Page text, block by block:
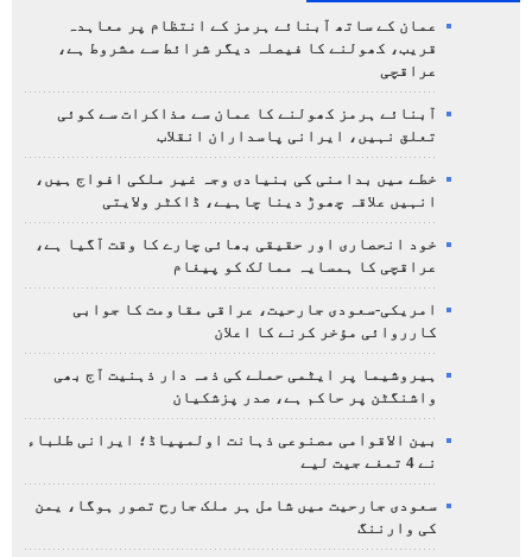
عمان کے ساتھ آبنائے ہرمز کے انتظام پر معاہدہ
قریب، کھولنے کا فیصلہ دیگر شرائط سے مشروط ہے،
عراقچی
آبنائے ہرمز کھولنے کا عمان سے مذاکرات سے کوئی
تعلق نہیں، ایرانی پاسداران انقلاب
خطے میں بدامنی کی بنیادی وجہ غیر ملکی افواج ہیں،
انہیں علاقہ چھوڑ دینا چاہیے، ڈاکٹر ولایتی
خود انحصاری اور حقیقی بھائی چارے کا وقت آگیا ہے،
عراقچی کا ہمسایہ ممالک کو پیغام
امریکی-سعودی جارحیت، عراقی مقاومت کا جوابی
کارروائی مؤخر کرنے کا اعلان
ہیروشیما پر ایٹمی حملے کی ذمہ دار ذہنیت آج بھی
واشنگٹن پر حاکم ہے، صدر پزشکیان
بین الاقوامی مصنوعی ذہانت اولمپیاڈ؛ ایرانی طلباء
نے 4 تمغے جیت لیے
سعودی جارحیت میں شامل ہر ملک جارح تصور ہوگا، یمن
کی وارننگ